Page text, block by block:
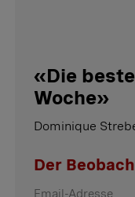
«Die
Woche»
Dominique
Der